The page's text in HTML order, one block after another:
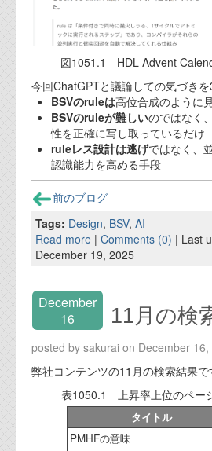
図1051.1 HDL Advent
今回ChatGPTと議論しての気づきを
BSVのruleは高位合成のように
BSVのruleが難しいのではなく
性を正確に写し取っているだけ
ruleレス設計は逃げではなく、
認識能力を高める手段
前のブログ
Tags: Design, BSV, AI
Read more | Comments (0) | Last
December 19, 2025
December
16
11月の検
posted by sakurai on December
弊社コンテンツの11月の検索結果で
表1050.1 上昇率上位のペー
タイトル
PMHFの意味